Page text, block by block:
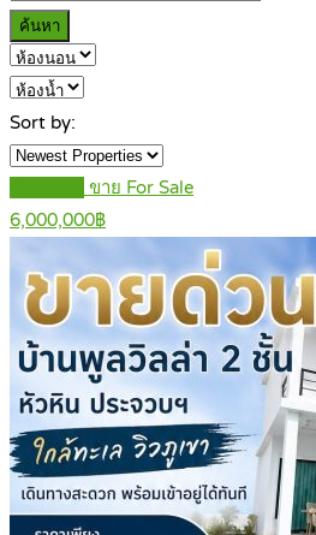
ค้นหา
Sort by:
ขาย For Sale
6,000,000฿